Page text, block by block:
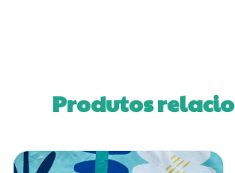
Produtos